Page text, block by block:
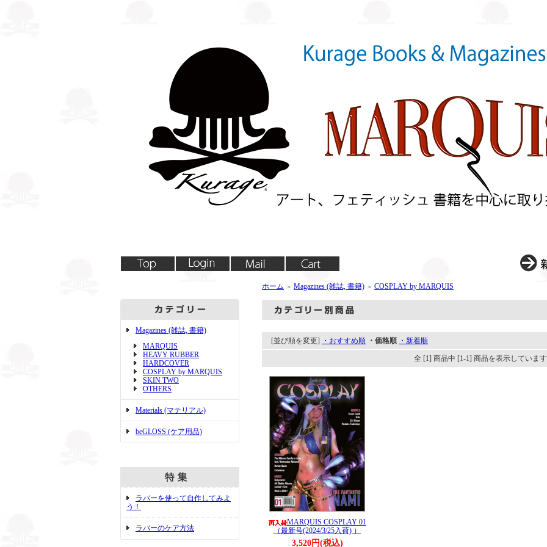
Magazines (雑誌, 書籍)
MARQUIS
HEAVY RUBBER
HARDCOVER
COSPLAY by MARQUIS
SKIN TWO
OTHERS
Materials (マテリアル)
beGLOSS (ケア用品)
ラバーを使って自作してみよ
う！
ラバーのケア方法
ホーム ＞ Magazines (雑誌, 書籍) ＞ COSPLAY by MARQUIS
[並び順を変更] ・おすすめ順 ・価格順 ・新着順
全 [1] 商品中 [1-1] 商品を表示していま
MARQUIS COSPLAY 01
（最新号(2024/3/25入荷) ）
3,520円(税込)